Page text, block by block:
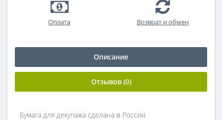
Оплата Возврат и обмен
Описание
Отзывов (0)
Бумага для декупажа сделана в России.